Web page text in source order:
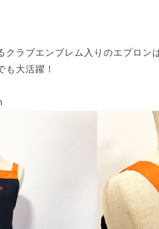
クラブエンブレム入りのエプロン
も大活躍！